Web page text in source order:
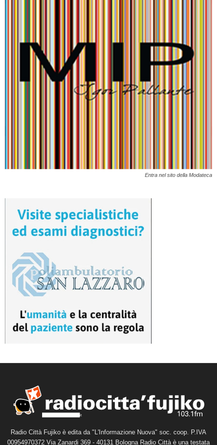
Entra nel sito della Modateca
Radio Città Fujiko è edita da "L'Informazione Nuova" soc. coop. P.IVA
00954970372 Via Zanardi 369 - 40131 Bologna Radio Città è una testata